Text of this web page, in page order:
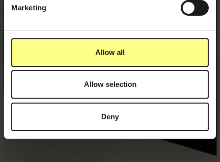
Marketing
Allow all
Allow selection
Deny